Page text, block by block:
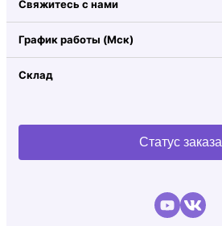
Свяжитесь с нами
График работы (Мск)
Склад
Статус заказа